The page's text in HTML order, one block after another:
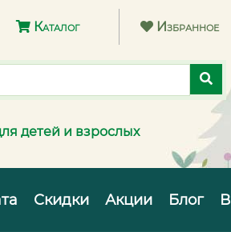
Каталог Избранное
детей и взрослых
Скидки Акции Блог